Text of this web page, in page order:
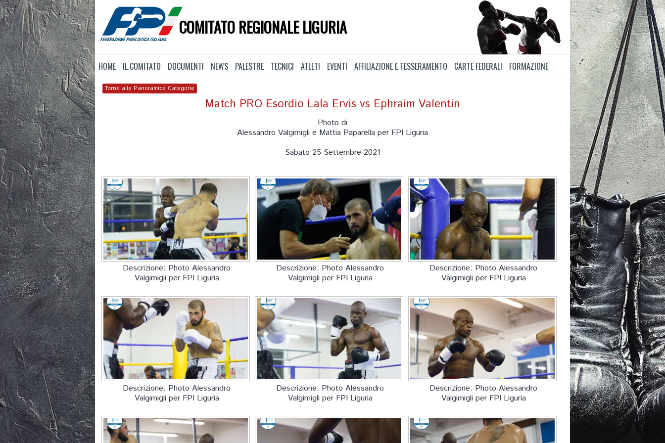
COMITATO REGIONALE LIGURIA
HOME IL COMITATO DOCUMENTI NEWS PALESTRE TECNICI ATLETI EVENTI AFFILIAZIONE E TESSERAMENTO CARTE FEDERALI FORMAZIONE
Torna alla Panoramica Categorie
Match PRO Esordio Lala Ervis vs Ephraim Valentin
Photo di
Alessandro Valgimigli e Mattia Paparella per FPI Liguria
Sabato 25 Settembre 2021
Descrizione: Photo Alessandro
Valgimigli per FPI Liguria
Descrizione: Photo Alessandro
Valgimigli per FPI Liguria
Descrizione: Photo Alessandro
Valgimigli per FPI Liguria
Descrizione: Photo Alessandro
Valgimigli per FPI Liguria
Descrizione: Photo Alessandro
Valgimigli per FPI Liguria
Descrizione: Photo Alessandro
Valgimigli per FPI Liguria